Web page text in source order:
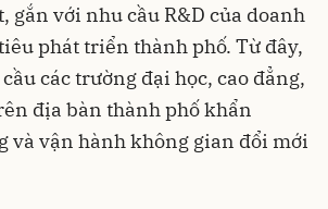
gắn với nhu cầu R&D của doanh
phát triển thành phố. Từ đây,
các trường đại học, cao đẳng,
địa bàn thành phố khẩn
và vận hành không gian đổi mới